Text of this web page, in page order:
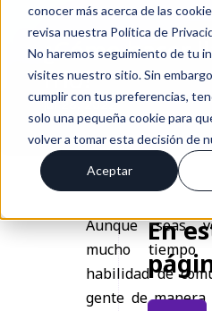
conocer más acerca de las
revisa nuestra Política de
No haremos seguimiento de tu
visites nuestro sitio. Sin
cumplir con tus preferencias,
solo una pequeña cookie para
volver a tomar esta decisión de
Aceptar
¿Cómo hacer
frío?
Jul 28, 2022
Aunque seas
mucho
habilidad de
gente de manera
En